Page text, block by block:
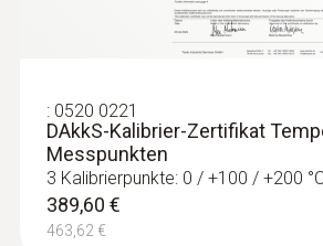
: 0520 0221
DAkkS-Kalibrier-Zertifikat
Messpunkten
3 Kalibrierpunkte: 0 / +100 / +200
389,60 €
463,62 €